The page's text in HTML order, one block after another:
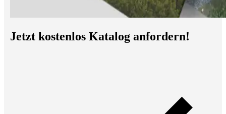
Jetzt kostenlos Katalog anfordern!